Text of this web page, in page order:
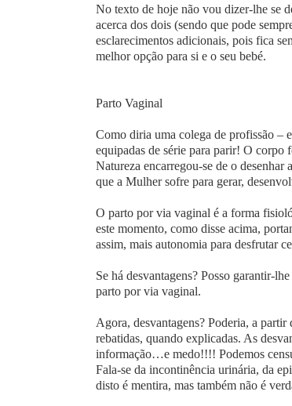
No texto de hoje não vou dizer-lhe se
acerca dos dois (sendo que pode
esclarecimentos adicionais, pois fica
melhor opção para si e o seu bebé.
Parto Vaginal
Como diria uma colega de profissão –
equipadas de série para parir! O corpo
Natureza encarregou-se de o desenhar
que a Mulher sofre para gerar,
O parto por via vaginal é a forma
este momento, como disse acima,
assim, mais autonomia para desfrutar
Se há desvantagens? Posso garantir-
parto por via vaginal.
Agora, desvantagens? Poderia, a
rebatidas, quando explicadas. As
informação…e medo!!!! Podemos
Fala-se da incontinência urinária, da
disto é mentira, mas também não é